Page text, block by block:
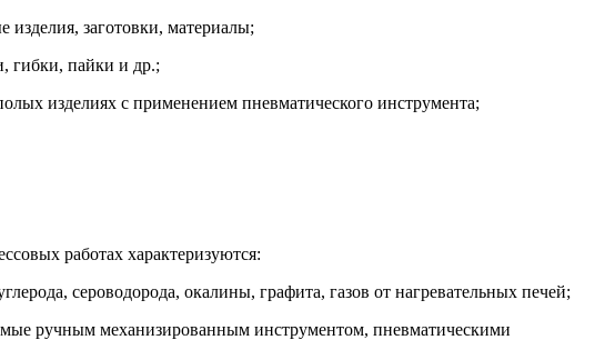
заготовки, материалы;
гибки, пайки и др.;
изделиях с применением пневматического инструмента;
работах характеризуются:
сероводорода, окалины, графита, газов от нагревательных печей;
ручным механизированным инструментом, пневматическими